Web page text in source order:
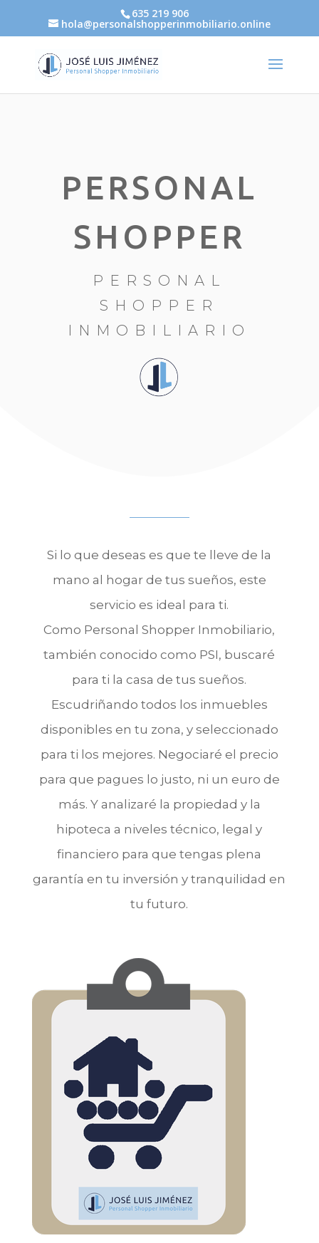
635 219 906
hola@personalshopperinmobiliario.online
PERSONAL
SHOPPER
PERSONAL
SHOPPER
INMOBILIARIO
Si lo que deseas es que te lleve de la
mano al hogar de tus sueños, este
servicio es ideal para ti.
Como Personal Shopper Inmobiliario,
también conocido como PSI, buscaré
para ti la casa de tus sueños.
Escudriñando todos los inmuebles
disponibles en tu zona, y seleccionado
para ti los mejores. Negociaré el precio
para que pagues lo justo, ni un euro de
más. Y analizaré la propiedad y la
hipoteca a niveles técnico, legal y
financiero para que tengas plena
garantía en tu inversión y tranquilidad en
tu futuro.